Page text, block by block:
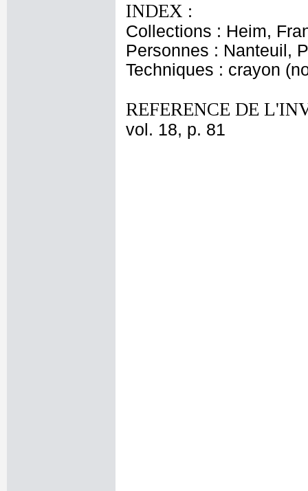
INDEX :
Collections : Heim,
Personnes : Nanteuil,
Techniques : crayon
REFERENCE DE
vol. 18, p. 81